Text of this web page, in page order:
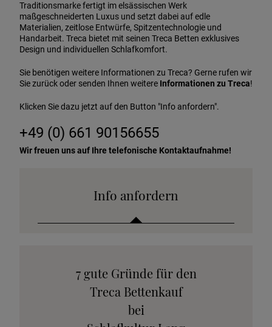
Traditionsmarke fertigt im elsässischen Werk
maßgeschneiderten Luxus und setzt dabei auf edle
Materialien, zeitlose Entwürfe, Spitzentechnologie und
Handarbeit. Treca bietet mit seinen Treca Betten exklusives
Design und individuellen Schlafkomfort.
Sie benötigen weitere Informationen zu Treca? Gerne rufen wir
Sie zurück oder senden Ihnen weitere Informationen zu Treca!
Klicken Sie dazu jetzt auf den Button "Info anfordern".
+49 (0) 661 90156655
Wir freuen uns auf Ihre telefonische Kontaktaufnahme!
Info anfordern
Stoffkollektion anfordern
Telefonische Beratung anfordern
Angebot anfordern
7 gute Gründe für den
Treca Bettenkauf
bei